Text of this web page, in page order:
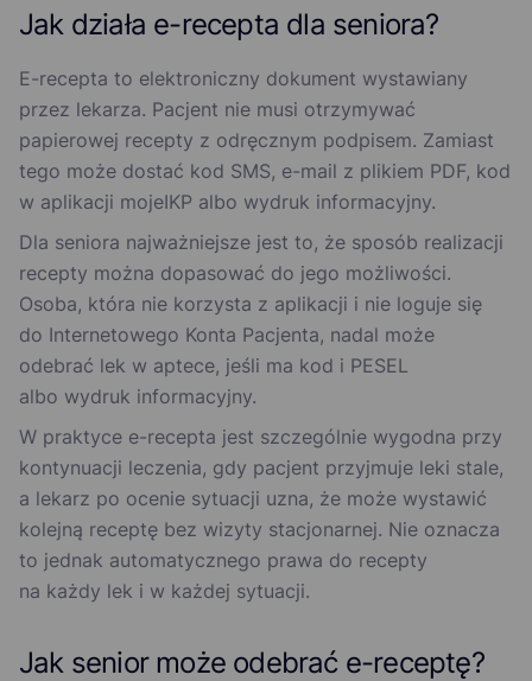
Jak działa e-recepta dla seniora?
E-recepta to elektroniczny dokument wystawiany
przez lekarza. Pacjent nie musi otrzymywać
papierowej recepty z odręcznym podpisem. Zamiast
tego może dostać kod SMS, e-mail z plikiem PDF, kod
w aplikacji mojeIKP albo wydruk informacyjny.
Dla seniora najważniejsze jest to, że sposób realizacji
recepty można dopasować do jego możliwości.
Osoba, która nie korzysta z aplikacji i nie loguje się
do Internetowego Konta Pacjenta, nadal może
odebrać lek w aptece, jeśli ma kod i PESEL
albo wydruk informacyjny.
W praktyce e-recepta jest szczególnie wygodna przy
kontynuacji leczenia, gdy pacjent przyjmuje leki stale,
a lekarz po ocenie sytuacji uzna, że może wystawić
kolejną receptę bez wizyty stacjonarnej. Nie oznacza
to jednak automatycznego prawa do recepty
na każdy lek i w każdej sytuacji.
Jak senior może odebrać e-receptę?